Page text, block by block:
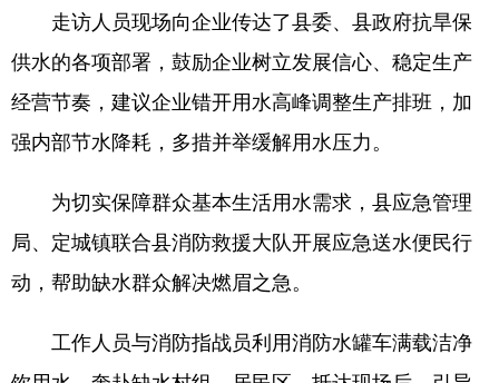
走访人员现场向企业传达了县委、县政府抗旱保
供水的各项部署，鼓励企业树立发展信心、稳定生产
经营节奏，建议企业错开用水高峰调整生产排班，加
强内部节水降耗，多措并举缓解用水压力。
为切实保障群众基本生活用水需求，县应急管理
局、定城镇联合县消防救援大队开展应急送水便民行
动，帮助缺水群众解决燃眉之急。
工作人员与消防指战员利用消防水罐车满载洁净